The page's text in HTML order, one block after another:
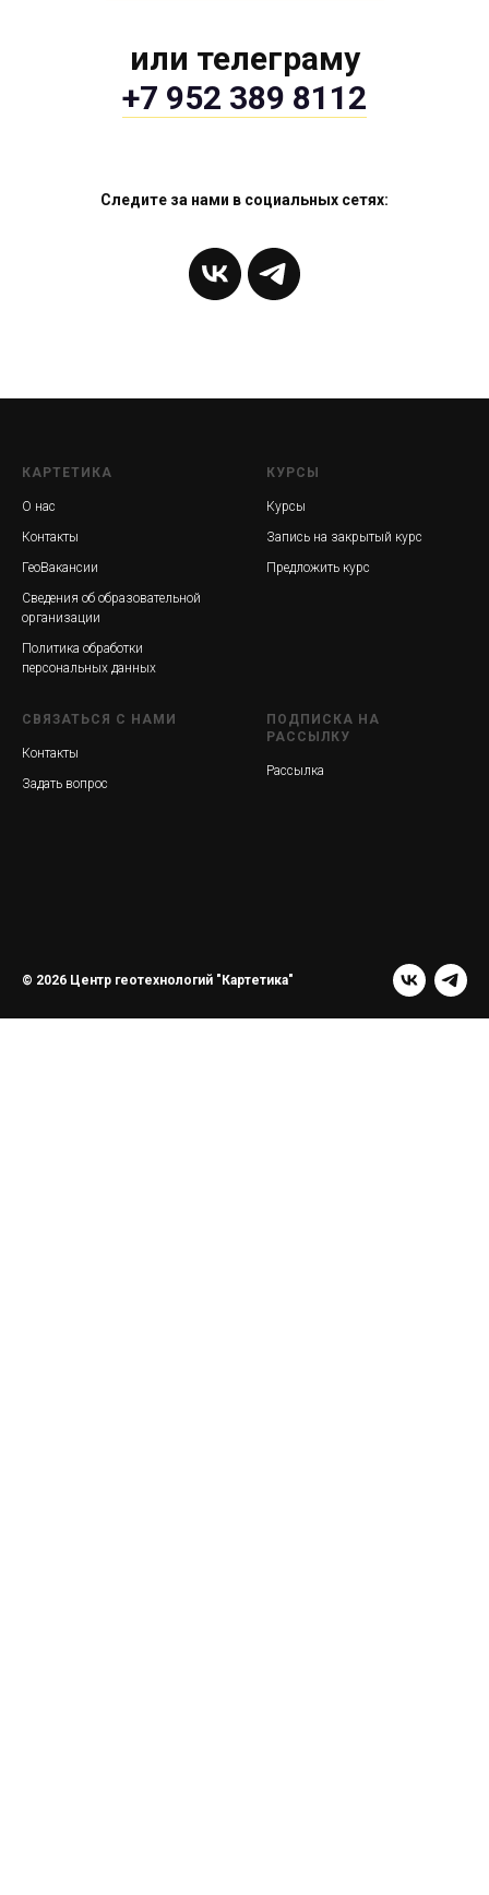
или телеграму
+7 952 389 8112
Следите за нами в социальных сетях:
КАРТЕТИКА
О нас
Контакты
ГеоВакансии
Сведения об образовательной
организации
Политика обработки
персональных данных
КУРСЫ
Курсы
Запись на закрытый курс
Предложить курс
СВЯЗАТЬСЯ С НАМИ
Контакты
Задать вопрос
ПОДПИСКА НА
РАССЫЛКУ
Рассылка
© 2026 Центр геотехнологий "Картетика"